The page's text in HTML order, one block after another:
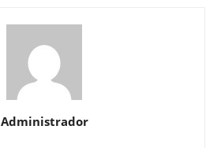
Administrador